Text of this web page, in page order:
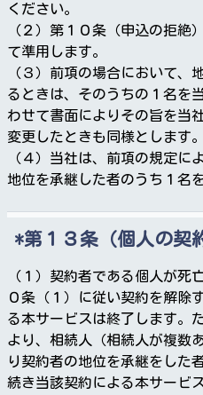
ください。
（２）第１０条（申込の拒絶
て準用します。
（３）前項の場合において、
るときは、そのうちの１名を
わせて書面によりその旨を当
変更したときも同様とします。
（４）当社は、前項の規定に
地位を承継した者のうち１名
第１３条（個人の契
（１）契約者である個人が死
０条（１）に従い契約を解除
る本サービスは終了します。
より、相続人（相続人が複数
り契約者の地位を承継をした
続き当該契約による本サービ